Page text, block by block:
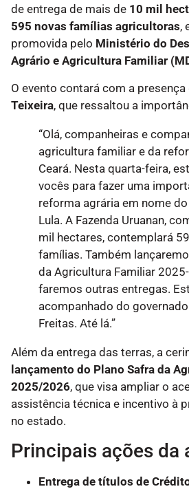
de entrega de mais de 10 mil
595 novas famílias agricultoras,
promovida pelo Ministério do
Agrário e Agricultura Familiar
O evento contará com a presença
Teixeira, que ressaltou a
“Olá, companheiras e
agricultura familiar e da
Ceará. Nesta quarta-feira,
vocês para fazer uma
reforma agrária em nome
Lula. A Fazenda Uruanan,
mil hectares, contemplará
famílias. Também
da Agricultura Familiar
faremos outras entregas.
acompanhado do
Freitas. Até lá.”
Além da entrega das terras, a
lançamento do Plano Safra da
2025/2026, que visa ampliar o
assistência técnica e incentivo à
no estado.
Principais ações da
Entrega de títulos de